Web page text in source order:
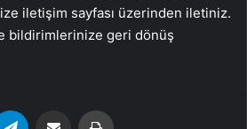
iletişim sayfası üzerinden iletiniz.
bildirimlerinize geri dönüş
Email'den paylaş